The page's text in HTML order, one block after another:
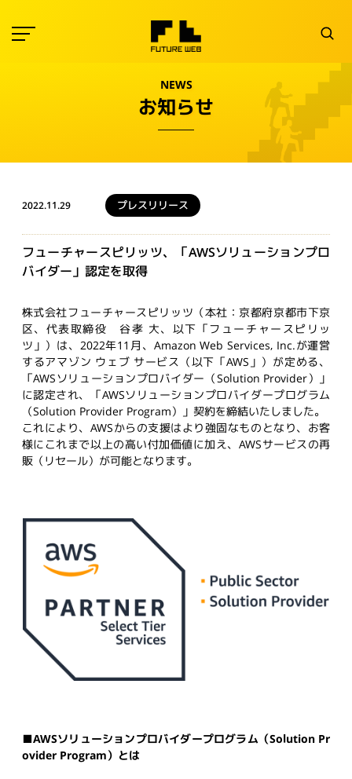
NEWS
お知らせ
2022.11.29 プレスリリース
フューチャースピリッツ、「AWSソリューションプロ
バイダー」認定を取得
株式会社フューチャースピリッツ（本社：京都府京都市下京
区、代表取締役 谷孝 大、以下「フューチャースピリッ
ツ」）は、2022年11 月、 Amazon Web Services, Inc.が運営
するアマゾン ウェブ サービス（以下「AWS 」）が定める、
「AWSソリューションプロバイダー（Solution Provider）」
に認定され、「AWSソリューションプロバイダープログラム
（Solution Provider Program）」契約を締結いたしました。
これにより、 AWSからの支援はより強固なものとなり、お客
様にこれまで以上の高い付加価値に加え、AWSサービスの再
販（リセール）が可能となります。
■AWSソリューションプロバイダープログラム（Solution Pr
ovider Program）とは